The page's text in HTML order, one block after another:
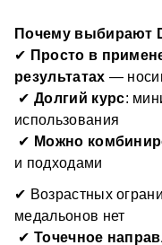
14 решений под
Ты выбираешь
иммунитет и вирусы
детокс и
сердце, печень, ЖКТ
гормональный
Можно
Почему это другой
Почему выбирают
✔ Просто в
результатах —
✔ Долгий курс:
использования
✔ Можно
и подходами
✔ Возрастных
медальонов нет
✔ Точечное